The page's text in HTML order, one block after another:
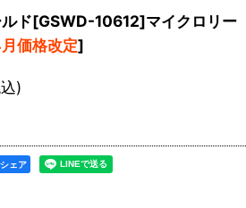
ド[GSWD-10612]マイクロリー
価格改定]
)
ェア